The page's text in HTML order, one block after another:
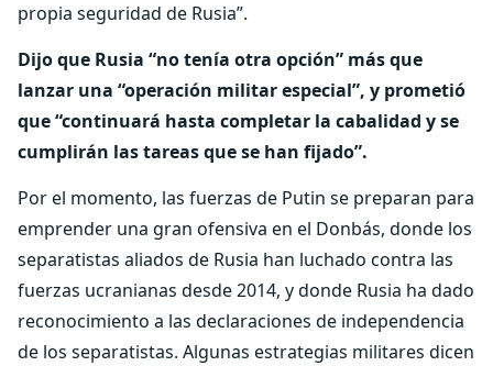
propia seguridad de Rusia”.
Dijo que Rusia “no tenía otra opción” más que
lanzar una “operación militar especial”, y prometió
que “continuará hasta completar la cabalidad y se
cumplirán las tareas que se han fijado”.
Por el momento, las fuerzas de Putin se preparan para
emprender una gran ofensiva en el Donbás, donde los
separatistas aliados de Rusia han luchado contra las
fuerzas ucranianas desde 2014, y donde Rusia ha dado
reconocimiento a las declaraciones de independencia
de los separatistas. Algunas estrategias militares dicen